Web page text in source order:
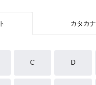
カタカナ
C D